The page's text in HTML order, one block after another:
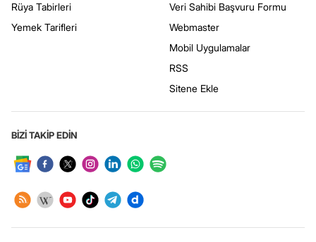
Rüya Tabirleri
Yemek Tarifleri
Veri Sahibi Başvuru Formu
Webmaster
Mobil Uygulamalar
RSS
Sitene Ekle
BİZİ TAKİP EDİN